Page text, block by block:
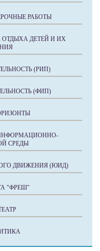
РАБОТЫ
ДЕТЕЙ И ИХ
(РИП)
(ФИП)
СРЕДЫ
ДВИЖЕНИЯ (ЮИД)
"ФРЕШ"